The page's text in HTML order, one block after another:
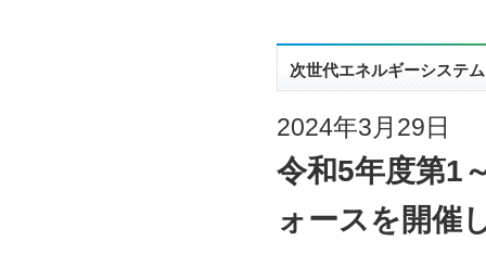
次世代エネルギーシステ
2024年3月29日
令和5年度第1
ォースを開催